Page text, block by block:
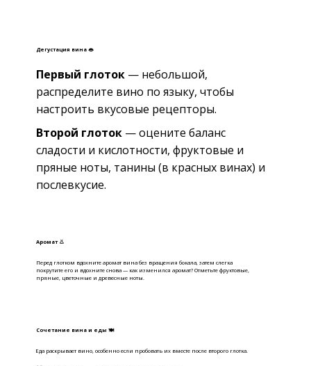
Дегустация вина 👄
Первый глоток— небольшой,
распределите вино по языку, чтобы
настроить вкусовые рецепторы.
Второй глоток— оцените баланс
сладости и кислотности, фруктовые и
пряные ноты, танины (в красных винах) и
послевкусие.
Аромат 👃
Перед глотком вдохните аромат вина без вращения бокала, затем слегка
покрутите его и вдохните снова — как изменился аромат? Отметьте фруктовые,
пряные, цветочные и древесные ноты.
Сочетание вина и еды 🍽
Еда раскрывает вино, особенно если пробовать их вместе после второго глотка.